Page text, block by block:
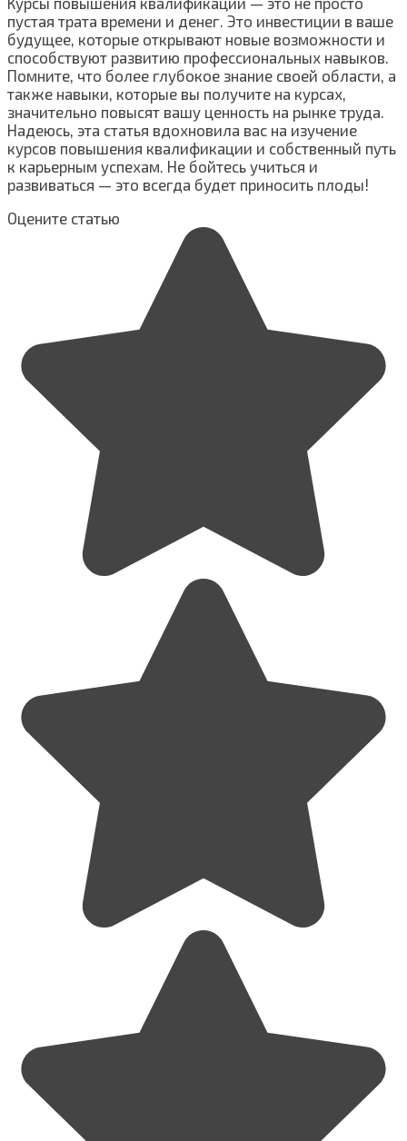
пустая трата времени и денег. Это инвестиции в ваше
будущее, которые открывают новые возможности и
способствуют развитию профессиональных навыков.
Помните, что более глубокое знание своей области, а
также навыки, которые вы получите на курсах,
значительно повысят вашу ценность на рынке труда.
Надеюсь, эта статья вдохновила вас на изучение
курсов повышения квалификации и собственный путь
к карьерным успехам. Не бойтесь учиться и
развиваться — это всегда будет приносить плоды!
Оцените статью